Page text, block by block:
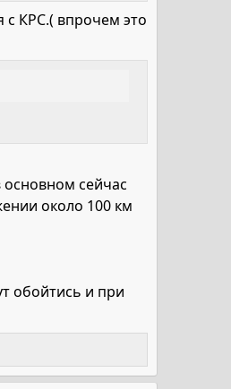
с КРС.( впрочем это
сейчас
около 100 км
обойтись и при